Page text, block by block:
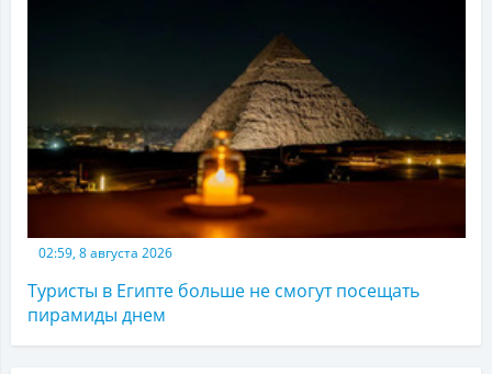
02:59, 8 августа 2026
Туристы в Египте больше не смогут посещать
пирамиды днем